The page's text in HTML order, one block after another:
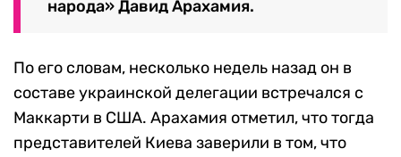
народа» Давид Арахамия.
По его словам, несколько недель назад он в
составе украинской делегации встречался с
Маккарти в США. Арахамия отметил, что тогда
представителей Киева заверили в том, что